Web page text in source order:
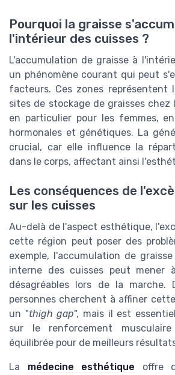
Pourquoi la graisse
l'intérieur des cuisses ?
L'accumulation de graisse à
un phénomène courant qui peut
facteurs. Ces zones représentent
sites de stockage de graisses chez
en particulier pour les femmes,
hormonales et génétiques. La
crucial, car elle influence la
dans le corps, affectant ainsi
Les conséquences de
sur les cuisses
Au-delà de l'aspect esthétique,
cette région peut poser des
exemple, l'accumulation de
interne des cuisses peut mener
désagréables lors de la marche.
personnes cherchent à affiner
un "thigh gap", mais il est
sur le renforcement
équilibrée pour de meilleurs
La médecine esthétique offre